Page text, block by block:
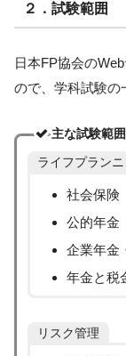
２．試験範囲
日本FP協会の
ので、学科試験の
主な試験範囲
ライフプラン
社会保険
公的年金
企業年金
年金と税
リスク管理